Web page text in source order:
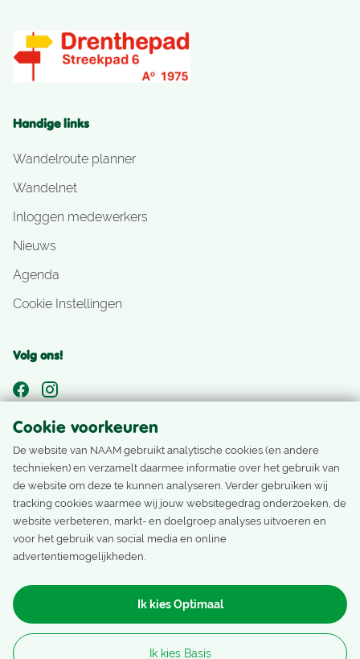
Handige links
Wandelroute planner
Wandelnet
Inloggen medewerkers
Nieuws
Agenda
Cookie Instellingen
Volg ons!
Als Nivonlid ontvang je het laatste nieuws, ons ledenblad
en boek je accommodaties, reizen en activiteiten met
ledentarief.
Word lid
Nivon Natuurvrienden Copyright
Cookie voorkeuren
De website van NAAM gebruikt analytische cookies (en andere
technieken) en verzamelt daarmee informatie over het gebruik van
de website om deze te kunnen analyseren. Verder gebruiken wij
tracking cookies waarmee wij jouw websitegedrag onderzoeken, de
website verbeteren, markt- en doelgroep analyses uitvoeren en
voor het gebruik van social media en online
advertentiemogelijkheden.
Ik kies Optimaal
Ik kies Basis